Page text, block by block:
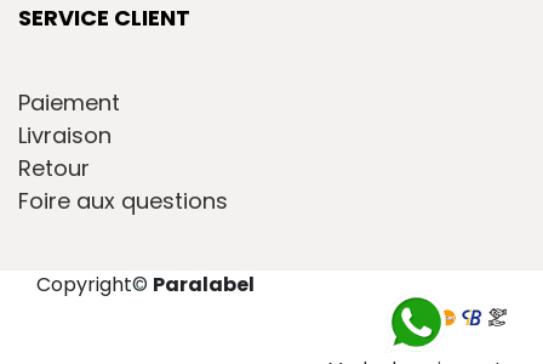
SERVICE CLIENT
Paiement
Livraison
Retour
Foire aux questions
Copyright© Paralabel